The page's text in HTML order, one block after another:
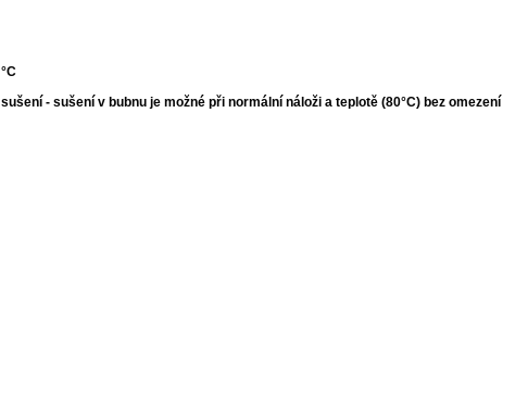
- sušení v bubnu je možné při normální náloži a teplotě (80°C) bez omezení